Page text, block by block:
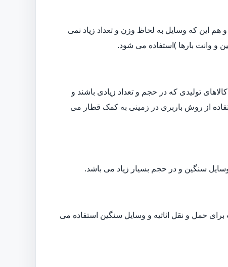
این که وسایل به لحاظ وزن و تعداد زیاد نمی
و وانت بارها )استفاده می شود.
تولیدی که در حجم و تعداد زیادی باشند و
از روش باربری در زمینی به کمک قطار می
سنگین و در حجم بسیار زیاد می باشد.
حمل و نقل اثاثیه و وسایل سنگین استفاده می